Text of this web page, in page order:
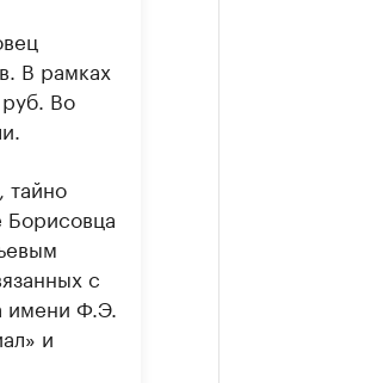
В рамках
Во
тайно
Борисовца
с
имени Ф.Э.
и